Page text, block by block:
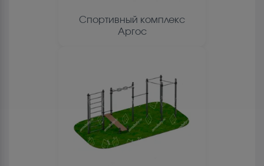
Спортивный комплекс
Аргос